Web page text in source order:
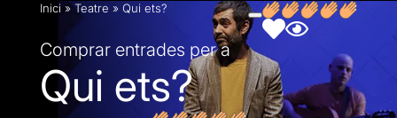
Inici »Teatre » Qui ets?
Comprar entrades per a
Qui ets?